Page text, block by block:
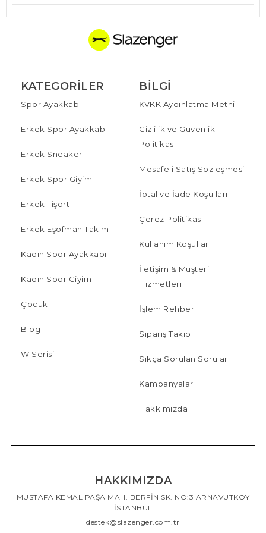
KATEGORILER
Spor Ayakkabı
Erkek Spor Ayakkabı
Erkek Sneaker
Erkek Spor Giyim
Erkek Tişört
Erkek Eşofman Takımı
Kadın Spor Ayakkabı
Kadın Spor Giyim
Çocuk
Blog
W Serisi
BILGI
KVKK Aydınlatma Metni
Gizlilik ve Güvenlik
Politikası
Mesafeli Satış Sözleşmesi
İptal ve İade Koşulları
Çerez Politikası
Kullanım Koşulları
İletişim & Müşteri
Hizmetleri
İşlem Rehberi
Sipariş Takip
Sıkça Sorulan Sorular
Kampanyalar
Hakkımızda
HAKKIMIZDA
MUSTAFA KEMAL PAŞA MAH. BERFİN SK. NO:3 ARNAVUTKÖY
İSTANBUL
destek@slazenger.com.tr